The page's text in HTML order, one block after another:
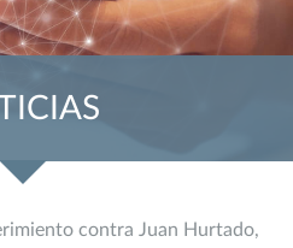
contra Juan Hurtado,